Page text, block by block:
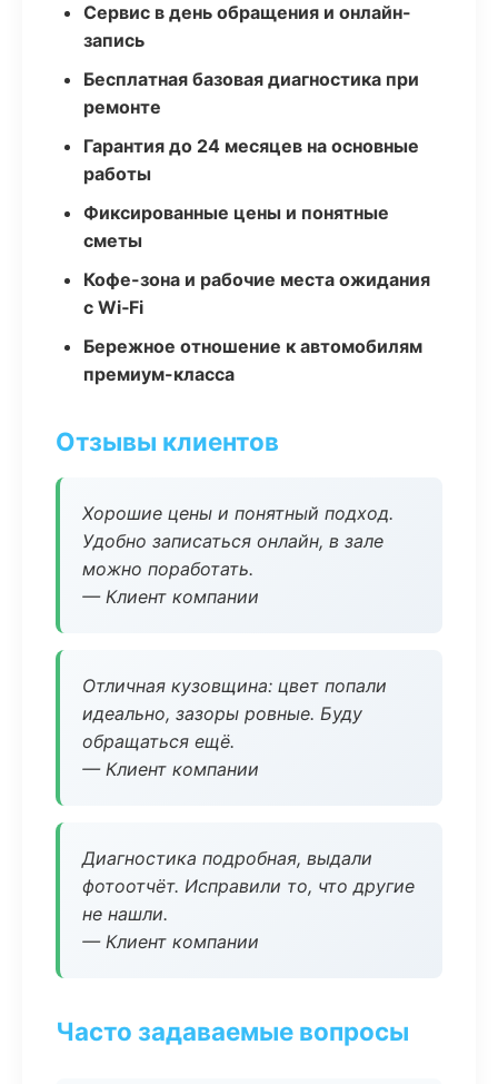
Сервис в день обращения и онлайн-
запись
Бесплатная базовая диагностика при
ремонте
Гарантия до 24 месяцев на основные
работы
Фиксированные цены и понятные
сметы
Кофе-зона и рабочие места ожидания
с Wi‑Fi
Бережное отношение к автомобилям
премиум-класса
Отзывы клиентов
Хорошие цены и понятный подход.
Удобно записаться онлайн, в зале
можно поработать.
— Клиент компании
Отличная кузовщина: цвет попали
идеально, зазоры ровные. Буду
обращаться ещё.
— Клиент компании
Диагностика подробная, выдали
фотоотчёт. Исправили то, что другие
не нашли.
— Клиент компании
Часто задаваемые вопросы